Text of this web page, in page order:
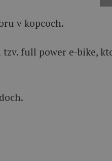
v kopcoch.
full power e-bike,